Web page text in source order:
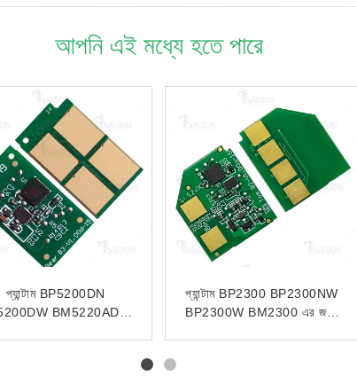
আপনি এই মধ্যে হতে পারে
BP4210DW
BM4210DW এর জন্য
Pantum BP2305W এর জন্য
সামঞ্জস্যপূর্ণ TL C2315H টোনার